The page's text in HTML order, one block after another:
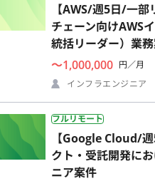
【AWS/週5日/一
チェーン向けAWS
統括リーダー）業
〜1,000,000 円／月
インフラエンジニア
フルリモート
【Google Cloud/
クト・受託開発に
ニア案件